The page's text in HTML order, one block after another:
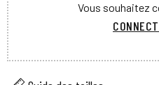
Vous souhaitez